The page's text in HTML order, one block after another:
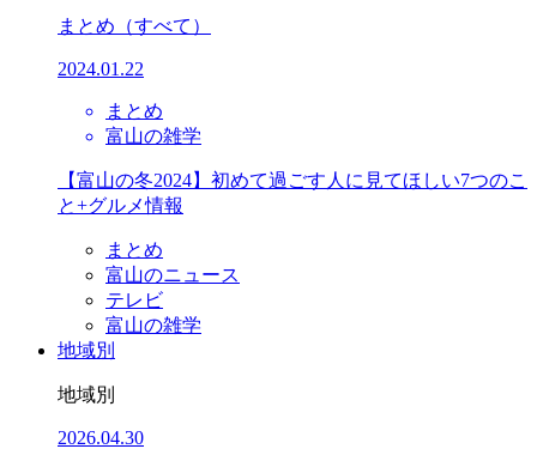
まとめ （すべて）
2024.01.22
まとめ
富山の雑学
【富山の冬2024】初めて過ごす人に見てほしい7つのこ
と+グルメ情報
まとめ
富山のニュース
テレビ
富山の雑学
地域別
地域別
2026.04.30